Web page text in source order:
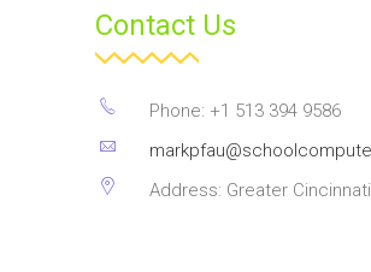
Contact Us
Phone: +1 513 394 9586
Address: Greater